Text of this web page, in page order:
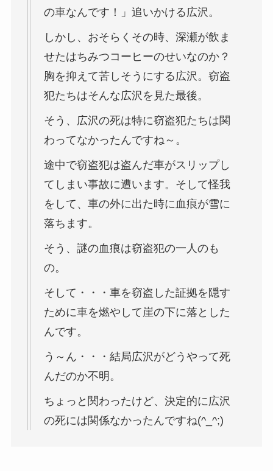
の車なんです！」追いかける広沢。
しかし、おそらくその時、深瀬が飲ま
せたはちみつコーヒーのせいなのか？
胸を抑えて苦しそうにする広沢。窃盗
犯たちはそんな広沢を見た最後。
そう、広沢の死は特に窃盗犯たちは関
わってなかったんですね～。
途中で窃盗犯は盗んだ車がスリップし
てしまい事故に遭います。そして怪我
をして、車の外に出た時に血痕が雪に
落ちます。
そう、謎の血痕は窃盗犯の一人のも
の。
そして・・・車を窃盗した証拠を隠す
ために車を燃やして崖の下に落とした
んです。
う～ん・・・結局広沢がどうやって死
んだのか不明。
ちょっと関わったけど、決定的に広沢
の死には関係なかったんですね(^_^;)